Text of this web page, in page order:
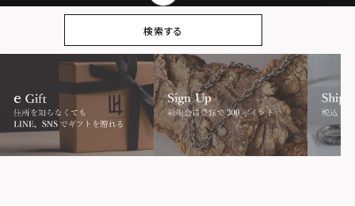
オンラインストア
限定
ギフトボックス パーツ
MOTIF
検索する